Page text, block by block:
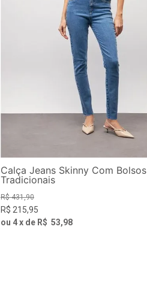
Calça Jeans Skinny Com Bolsos
Tradicionais
R$ 431,90
R$ 215,95
ou 4x de R$ 53,98